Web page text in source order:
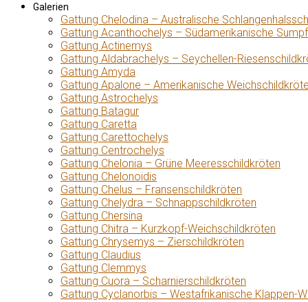
Galerien
Gattung Chelodina – Australische
Gattung Acanthochelys – Südamerikanische
Gattung Actinemys
Gattung Aldabrachelys – Seychellen-
Gattung Amyda
Gattung Apalone – Amerikanische
Gattung Astrochelys
Gattung Batagur
Gattung Caretta
Gattung Carettochelys
Gattung Centrochelys
Gattung Chelonia – Grüne Meeresschildkröten
Gattung Chelonoidis
Gattung Chelus – Fransenschildkröten
Gattung Chelydra – Schnappschildkröten
Gattung Chersina
Gattung Chitra – Kurzkopf-Weichschildkröten
Gattung Chrysemys – Zierschildkröten
Gattung Claudius
Gattung Clemmys
Gattung Cuora – Scharnierschildkröten
Gattung Cyclanorbis – Westafrikanische Klappen-